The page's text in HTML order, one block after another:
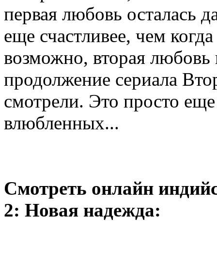
первая любовь осталась
еще счастливее, чем
возможно, вторая любовь
продолжение сериала
смотрели. Это просто
влюбленных...
Смотреть онлайн
2: Новая надежда: